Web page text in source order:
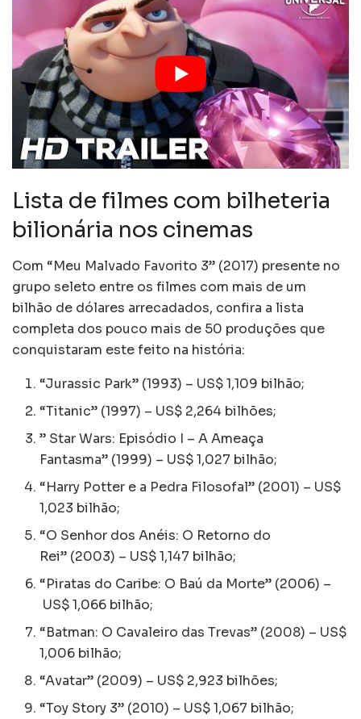
Lista de filmes com bilheteria
bilionária nos cinemas
Com “Meu Malvado Favorito 3” (2017) presente no
grupo seleto entre os filmes com mais de um
bilhão de dólares arrecadados, confira a lista
completa dos pouco mais de 50 produções que
conquistaram este feito na história:
“Jurassic Park” (1993) – US$ 1,109 bilhão;
“Titanic” (1997) – US$ 2,264 bilhões;
” Star Wars: Episódio I – A Ameaça
Fantasma” (1999) – US$ 1,027 bilhão;
“Harry Potter e a Pedra Filosofal” (2001) – US$
1,023 bilhão;
“O Senhor dos Anéis: O Retorno do
Rei” (2003) – US$ 1,147 bilhão;
“Piratas do Caribe: O Baú da Morte” (2006) –
US$ 1,066 bilhão;
“Batman: O Cavaleiro das Trevas” (2008) – US$
1,006 bilhão;
“Avatar” (2009) – US$ 2,923 bilhões;
“Toy Story 3” (2010) – US$ 1,067 bilhão;